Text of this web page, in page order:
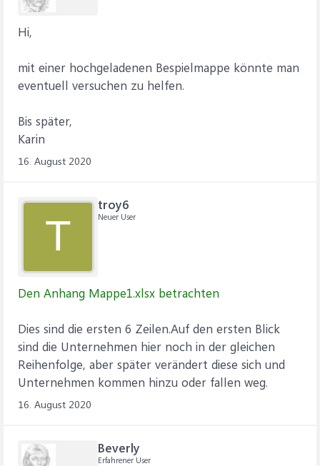
Hi,
mit einer hochgeladenen Bespielmappe könnte man
eventuell versuchen zu helfen.
Bis später,
Karin
16. August 2020
T
troy6
Neuer User
Den Anhang Mappe1.xlsx betrachten
Dies sind die ersten 6 Zeilen.Auf den ersten Blick
sind die Unternehmen hier noch in der gleichen
Reihenfolge, aber später verändert diese sich und
Unternehmen kommen hinzu oder fallen weg.
16. August 2020
Beverly
Erfahrener User